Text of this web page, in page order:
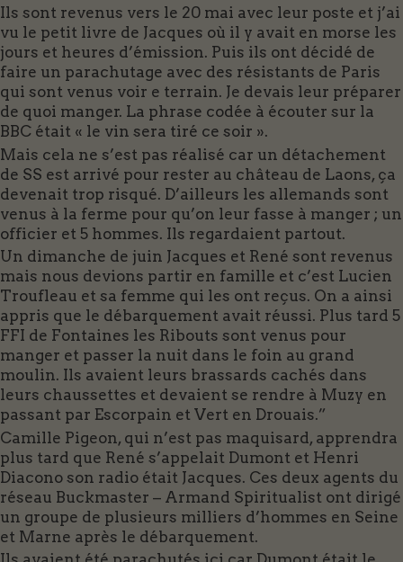
Ils sont revenus vers le 20 mai avec leur poste et j’ai
vu le petit livre de Jacques où il y avait en morse les
jours et heures d’émission. Puis ils ont décidé de
faire un parachutage avec des résistants de Paris
qui sont venus voir e terrain. Je devais leur préparer
de quoi manger. La phrase codée à écouter sur la
BBC était « le vin sera tiré ce soir ».
Mais cela ne s’est pas réalisé car un détachement
de SS est arrivé pour rester au château de Laons, ça
devenait trop risqué. D’ailleurs les allemands sont
venus à la ferme pour qu’on leur fasse à manger ; un
officier et 5 hommes. Ils regardaient partout.
Un dimanche de juin Jacques et René sont revenus
mais nous devions partir en famille et c’est Lucien
Troufleau et sa femme qui les ont reçus. On a ainsi
appris que le débarquement avait réussi. Plus tard 5
FFI de Fontaines les Ribouts sont venus pour
manger et passer la nuit dans le foin au grand
moulin. Ils avaient leurs brassards cachés dans
leurs chaussettes et devaient se rendre à Muzy en
passant par Escorpain et Vert en Drouais.”
Camille Pigeon, qui n’est pas maquisard, apprendra
plus tard que René s’appelait Dumont et Henri
Diacono son radio était Jacques. Ces deux agents du
réseau Buckmaster – Armand Spiritualist ont dirigé
un groupe de plusieurs milliers d’hommes en Seine
et Marne après le débarquement.